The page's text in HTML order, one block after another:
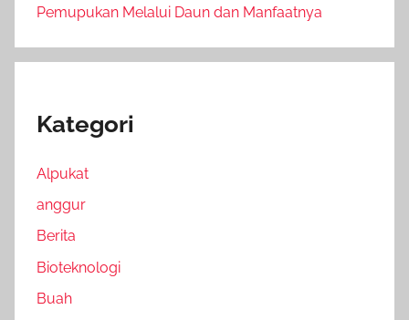
Pemupukan Melalui Daun dan Manfaatnya
Kategori
Alpukat
anggur
Berita
Bioteknologi
Buah